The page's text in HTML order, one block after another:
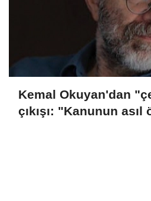
Kemal Okuyan'dan
çıkışı: "Kanunun